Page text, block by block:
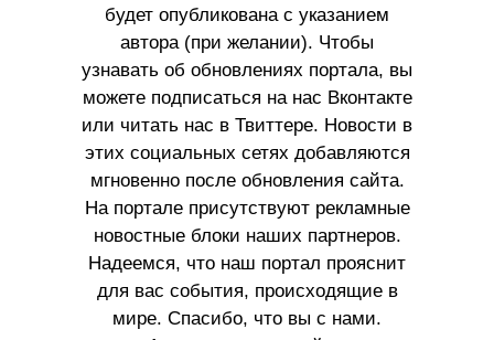
будет опубликована с указанием
автора (при желании). Чтобы
узнавать об обновлениях портала, вы
можете подписаться на нас Вконтакте
или читать нас в Твиттере. Новости в
этих социальных сетях добавляются
мгновенно после обновления сайта.
На портале присутствуют рекламные
новостные блоки наших партнеров.
Надеемся, что наш портал прояснит
для вас события, происходящие в
мире. Спасибо, что вы с нами.